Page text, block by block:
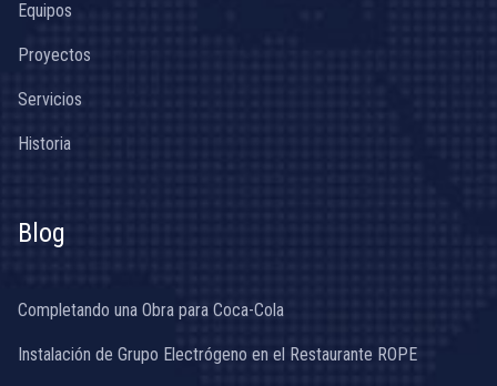
Equipos
Proyectos
Servicios
Historia
Blog
Completando una Obra para Coca-Cola
Instalación de Grupo Electrógeno en el Restaurante ROPE